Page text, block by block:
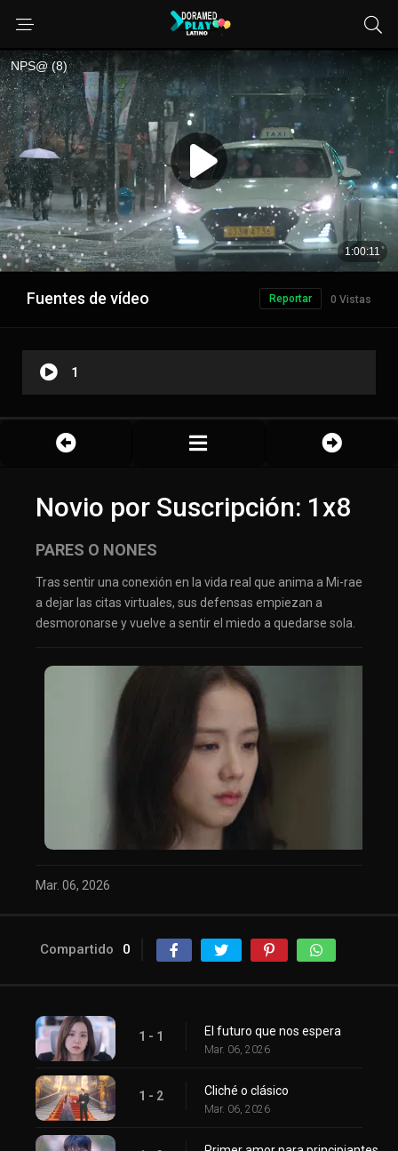
Fuentes de vídeo 0 Vistas
Reportar
1
Novio por Suscripción: 1x8
PARES O NONES
Tras sentir una conexión en la vida real que anima a Mi-rae
a dejar las citas virtuales, sus defensas empiezan a
desmoronarse y vuelve a sentir el miedo a quedarse sola.
Mar. 06, 2026
Compartido 0
1 - 1 El futuro que nos espera
Mar. 06, 2026
1 - 2 Cliché o clásico
Mar. 06, 2026